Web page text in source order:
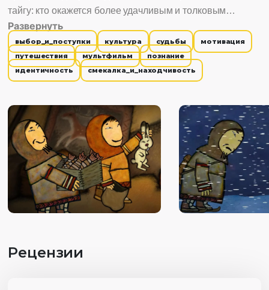
тайгу: кто окажется более удачливым и толковым
охотником, тот и получит жену-красавицу. Интересно
смотреть, потому что: 1. Знакомит с культурой народа
Манси. 2. Учит тому, что награда человеку достается по
его заслугам, поступкам, делам.
Развернуть
выбор_и_поступки культура судьбы
мотивация
путешествия
мультфильм
познание
идентичность
смекалка_и_находчивость
Рецензии